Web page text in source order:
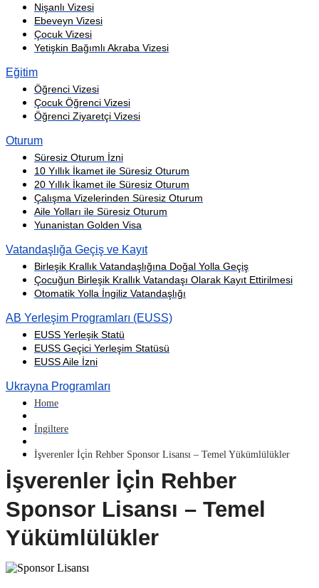
Nişanlı Vizesi
Ebeveyn Vizesi
Çocuk Vizesi
Yetişkin Bağımlı Akraba Vizesi
Eğitim
Öğrenci Vizesi
Çocuk Öğrenci Vizesi
Öğrenci Ziyaretçi Vizesi
Oturum
Süresiz Oturum İzni
10 Yıllık İkamet ile Süresiz Oturum
20 Yıllık İkamet ile Süresiz Oturum
Çalışma Vizelerinden Süresiz Oturum
Aile Yolları ile Süresiz Oturum
Yunanistan Golden Visa
Vatandaşlığa Geçiş ve Kayıt
Birleşik Krallık Vatandaşlığına Doğal Yolla Geçiş
Çocuğun Birleşik Krallık Vatandaşı Olarak Kayıt Ettirilmesi
Otomatik Yolla İngiliz Vatandaşlığı
AB Yerleşim Programları (EUSS)
EUSS Yerleşik Statü
EUSS Geçici Yerleşim Statüsü
EUSS Aile İzni
Ukrayna Programları
Home
İngiltere
İşverenler İçi̇n Rehber Sponsor Lisansı – Temel Yükümlülükler
İşverenler İçi̇n Rehber
Sponsor Lisansı – Temel
Yükümlülükler